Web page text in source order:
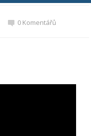
0 Komentářů